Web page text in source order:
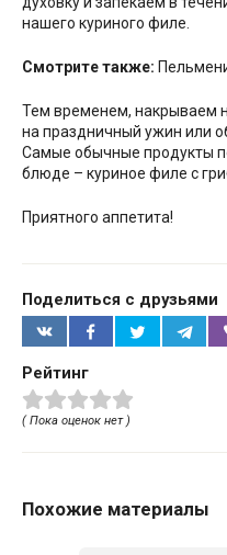
нашего куриного филе.
Смотрите также:
Тем временем, накрываем
на праздничный ужин или
Самые обычные продукты
блюде – куриное филе с
Приятного аппетита!
Поделиться с друзьями
Рейтинг
( Пока оценок нет )
Похожие материалы